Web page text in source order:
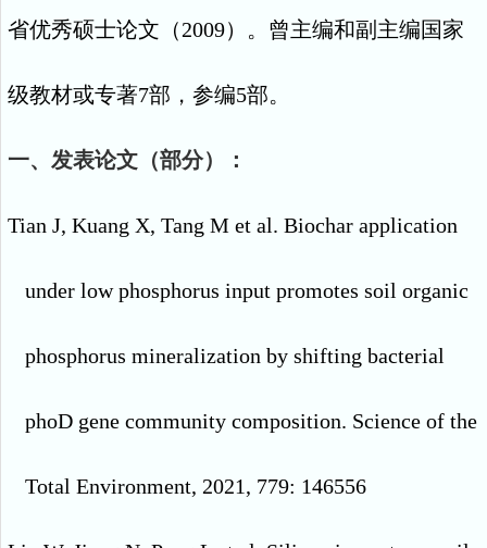
省优秀硕士论文（2009）。曾主编和副主编国家
级教材或专著7部，参编5部。
一、发表论文（部分）：
Tian J, Kuang X, Tang M et al. Biochar application
under low phosphorus input promotes soil organic
phosphorus mineralization by shifting bacterial
phoD gene community composition. Science of the
Total Environment, 2021, 779: 146556